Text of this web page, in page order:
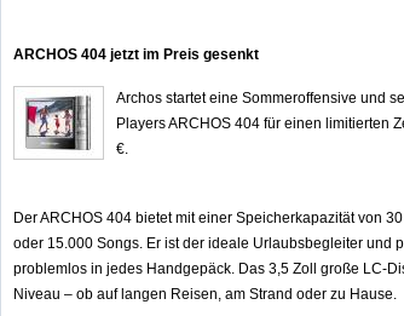
ARCHOS 404 jetzt im Preis gesenkt
Archos startet eine Sommeroffensive und
Players ARCHOS 404 für einen limitierten
€.
Der ARCHOS 404 bietet mit einer Speicherkapazität von
oder 15.000 Songs. Er ist der ideale Urlaubsbegleiter und
problemlos in jedes Handgepäck. Das 3,5 Zoll große LC-
Niveau – ob auf langen Reisen, am Strand oder zu Hause.